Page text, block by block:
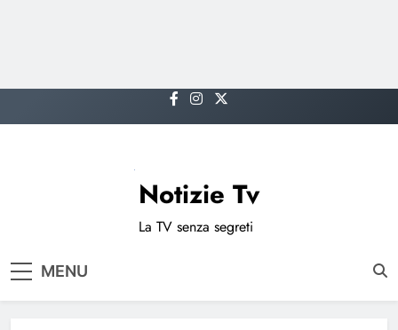
to
Notizie Tv
La TV senza segreti
MENU